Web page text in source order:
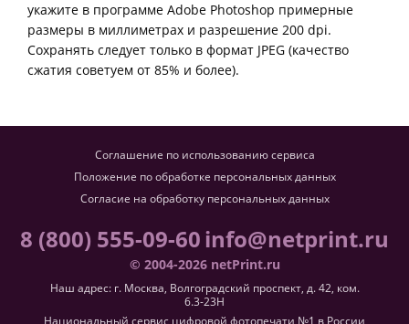
укажите в программе Adobe Photoshop примерные
размеры в миллиметрах и разрешение 200 dpi.
Сохранять следует только в формат JPEG (качество
сжатия советуем от 85% и более).
Соглашение по использованию сервиса
Положение по обработке персональных данных
Согласие на обработку персональных данных
8 (800) 555-09-60info@netprint.ru
© 2004-2026 netPrint.ru
Наш адрес: г. Москва, Волгоградский проспект, д. 42, ком.
6.3-23H
Национальный сервис цифровой фотопечати №1 в России